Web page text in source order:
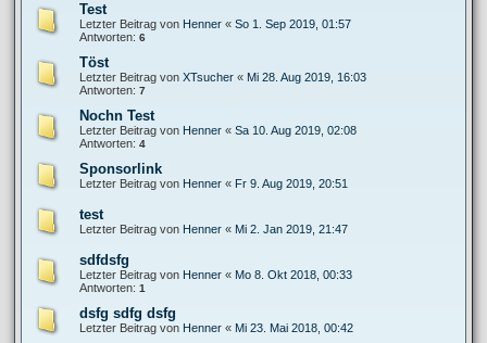
Test
Letzter Beitrag von Henner « So 1. Sep 2019, 01:57
Antworten: 6
Töst
Letzter Beitrag von XTsucher « Mi 28. Aug 2019, 16:03
Antworten: 7
Nochn Test
Letzter Beitrag von Henner « Sa 10. Aug 2019, 02:08
Antworten: 4
Sponsorlink
Letzter Beitrag von Henner « Fr 9. Aug 2019, 20:51
test
Letzter Beitrag von Henner « Mi 2. Jan 2019, 21:47
sdfdsfg
Letzter Beitrag von Henner « Mo 8. Okt 2018, 00:33
Antworten: 1
dsfg sdfg dsfg
Letzter Beitrag von Henner « Mi 23. Mai 2018, 00:42